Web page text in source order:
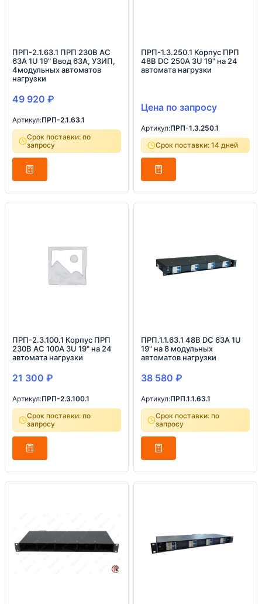
ПРП-2.1.63.1 ПРП 230В AC
63А 1U 19" Ввод 63А, УЗИП,
4модульных автоматов
нагрузки
49 920 ₽
Артикул:ПРП-2.1.63.1
Срок поставки: по
запросу
ПРП-1.3.250.1 Корпус ПРП
48В DC 250А 3U 19" на 24
автомата нагрузки
Цена по запросу
Артикул:ПРП-1.3.250.1
Срок поставки: 14 дней
ПРП-2.3.100.1 Корпус ПРП
230В AC 100А 3U 19" на 24
автомата нагрузки
21 300 ₽
Артикул:ПРП-2.3.100.1
Срок поставки: по
запросу
ПРП.1.1.63.1 48В DC 63А 1U
19" на 8 модульных
автоматов нагрузки
38 580 ₽
Артикул:ПРП.1.1.63.1
Срок поставки: по
запросу